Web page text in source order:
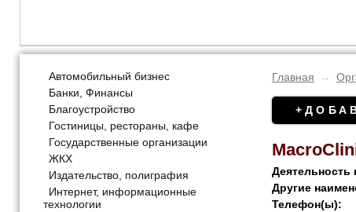
Автомобильный бизнес
Банки, Финансы
Благоустройство
Гостиницы, рестораны, кафе
Государственные организации
ЖКХ
Издательство, полиграфия
Интернет, информационные
технологии
Главная →
Деятельность
Другие
Телефон(ы):